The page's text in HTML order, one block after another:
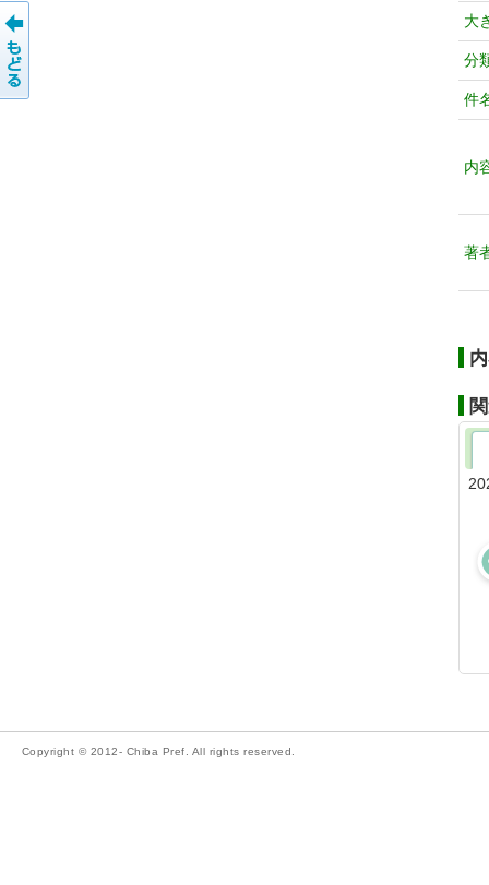
大
分
件
内
著
Copyright © 2012- Chiba Pref. All rights reserved.